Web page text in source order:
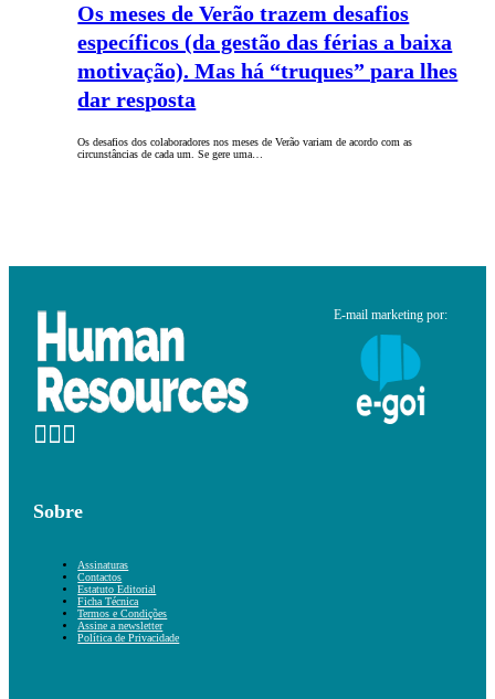
Os meses de Verão trazem desafios
específicos (da gestão das férias a baixa
motivação). Mas há “truques” para lhes
dar resposta
Os desafios dos colaboradores nos meses de Verão variam de acordo com as
circunstâncias de cada um. Se gere uma…
E-mail marketing por:
Sobre
Assinaturas
Contactos
Estatuto Editorial
Ficha Técnica
Termos e Condições
Assine a newsletter
Política de Privacidade